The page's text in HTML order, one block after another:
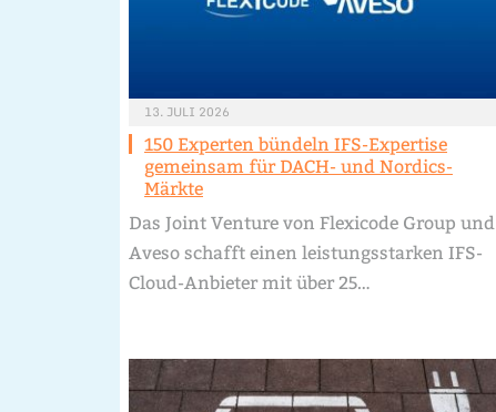
13. JULI 2026
150 Experten bündeln IFS-Expertise
gemeinsam für DACH- und Nordics-
Märkte
Das Joint Venture von Flexicode Group und
Aveso schafft einen leistungsstarken IFS-
Cloud-Anbieter mit über 25…